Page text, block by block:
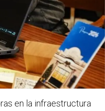
en la infraestructura